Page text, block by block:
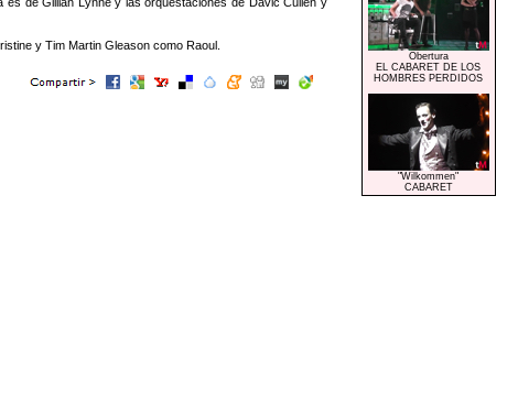
y Tim Martin Gleason como Raoul.
Obertura
EL CABARET DE LOS
HOMBRES PERDIDOS
"Wilkommen"
CABARET